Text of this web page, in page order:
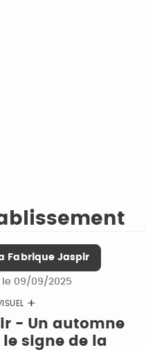
Fabrique Jaspir
le 09/09/2025
- Un automne
le signe de la